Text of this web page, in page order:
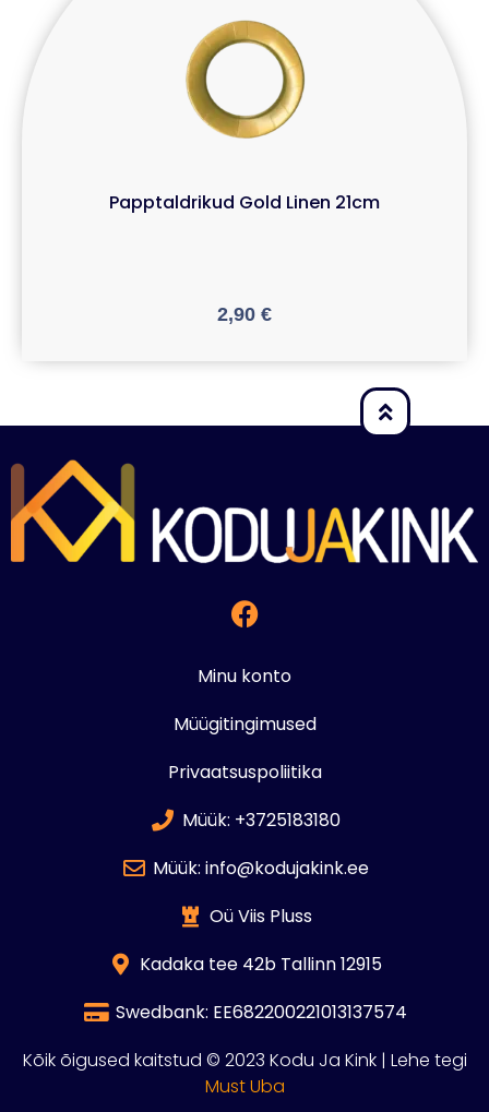
Papptaldrikud Gold Linen 21cm
2,90 €
Minu konto
Müügitingimused
Privaatsuspoliitika
Müük: +3725183180
Müük: info@kodujakink.ee
Oü Viis Pluss
Kadaka tee 42b Tallinn 12915
Swedbank: EE682200221013137574
Kõik õigused kaitstud © 2023 Kodu Ja Kink | Lehe tegi
Must Uba